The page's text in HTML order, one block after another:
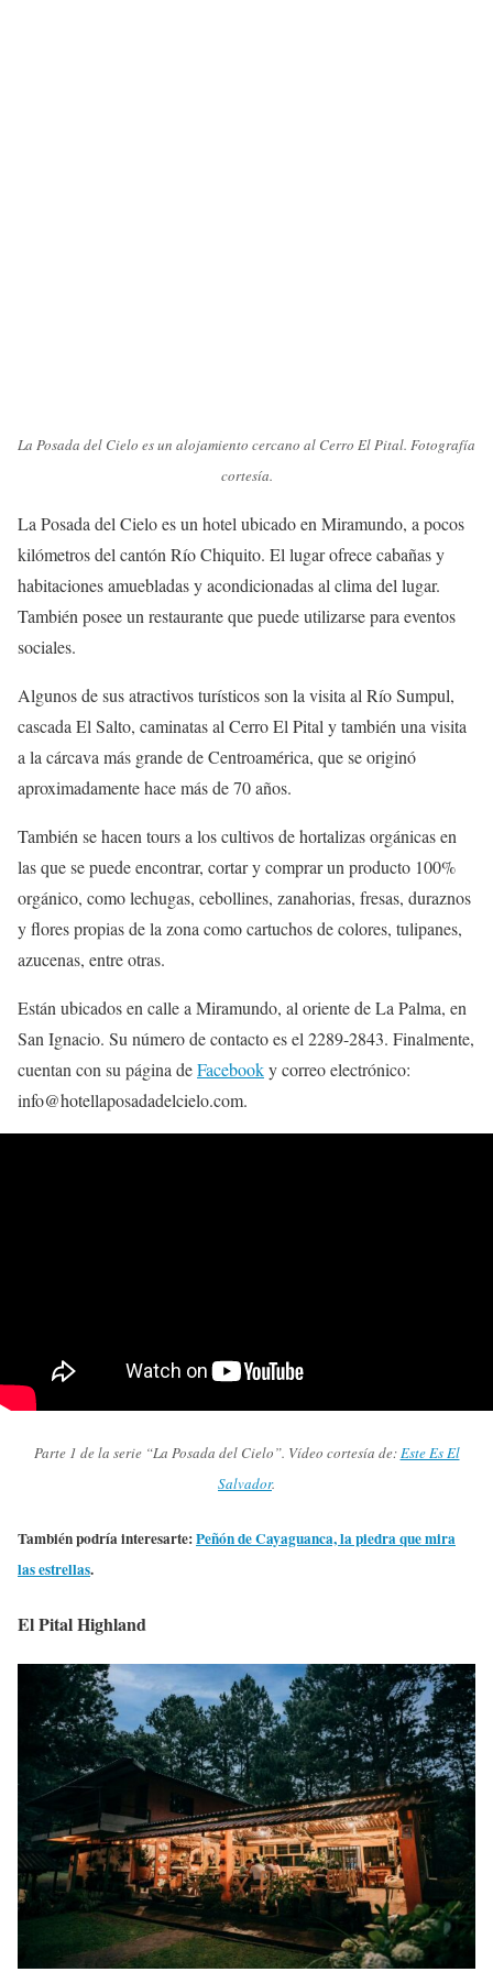
La Posada del Cielo es un alojamiento cercano al Cerro El Pital. Fotografía
cortesía.
La Posada del Cielo es un hotel ubicado en Miramundo, a pocos
kilómetros del cantón Río Chiquito. El lugar ofrece cabañas y
habitaciones amuebladas y acondicionadas al clima del lugar.
También posee un restaurante que puede utilizarse para eventos
sociales.
Algunos de sus atractivos turísticos son la visita al Río Sumpul,
cascada El Salto, caminatas al Cerro El Pital y también una visita
a la cárcava más grande de Centroamérica, que se originó
aproximadamente hace más de 70 años.
También se hacen tours a los cultivos de hortalizas orgánicas en
las que se puede encontrar, cortar y comprar un producto 100%
orgánico, como lechugas, cebollines, zanahorias, fresas, duraznos
y flores propias de la zona como cartuchos de colores, tulipanes,
azucenas, entre otras.
Están ubicados en calle a Miramundo, al oriente de La Palma, en
San Ignacio. Su número de contacto es el 2289-2843. Finalmente,
cuentan con su página deFacebooky correo electrónico:
info@hotellaposadadelcielo.com.
Parte 1 de la serie “La Posada del Cielo”. Vídeo cortesía de:Este Es El
Salvador.
También podría interesarte:Peñón de Cayaguanca, la piedra que mira
las estrellas.
El Pital Highland